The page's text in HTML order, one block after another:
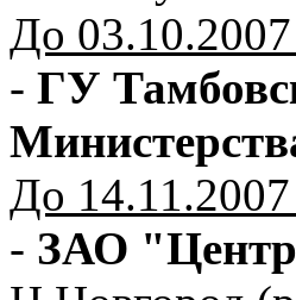
До 03.10.2007
- ГУ
До 14.11.2007
- ЗАО "Центр